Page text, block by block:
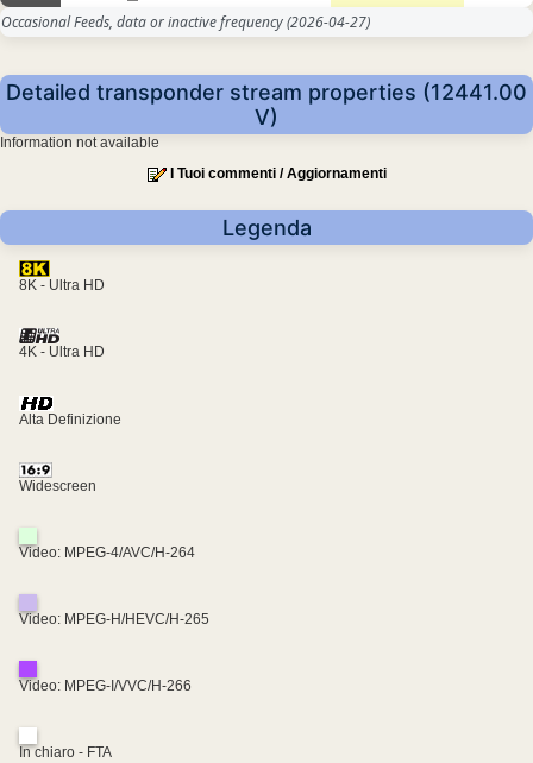
Occasional Feeds, data or inactive frequency(2026-04-27)
Detailed transponder stream properties (12441.00
V)
Information not available
I Tuoi commenti / Aggiornamenti
Legenda
8K - Ultra HD
4K - Ultra HD
Alta Definizione
Widescreen
Video: MPEG-4/AVC/H-264
Video: MPEG-H/HEVC/H-265
Video: MPEG-I/VVC/H-266
In chiaro - FTA